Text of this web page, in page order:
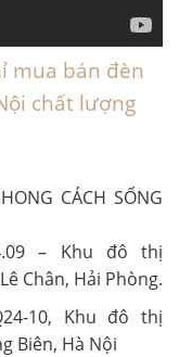
mua bán đèn
chất lượng
CÁCH SỐNG
– Khu đô thị
Chân, Hải Phòng.
10, Khu đô thị
Biên, Hà Nội